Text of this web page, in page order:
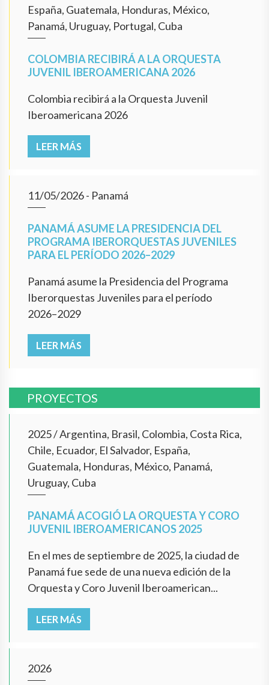
España, Guatemala, Honduras, México,
Panamá, Uruguay, Portugal, Cuba
COLOMBIA RECIBIRÁ A LA ORQUESTA
JUVENIL IBEROAMERICANA 2026
Colombia recibirá a la Orquesta Juvenil
Iberoamericana 2026
LEER MÁS
11/05/2026- Panamá
PANAMÁ ASUME LA PRESIDENCIA DEL
PROGRAMA IBERORQUESTAS JUVENILES
PARA EL PERÍODO 2026–2029
Panamá asume la Presidencia del Programa
Iberorquestas Juveniles para el período
2026–2029
LEER MÁS
PROYECTOS
2025/Argentina, Brasil, Colombia, Costa Rica,
Chile, Ecuador, El Salvador, España,
Guatemala, Honduras, México, Panamá,
Uruguay, Cuba
PANAMÁ ACOGIÓ LA ORQUESTA Y CORO
JUVENIL IBEROAMERICANOS 2025
En el mes de septiembre de 2025, la ciudad de
Panamá fue sede de una nueva edición de la
Orquesta y Coro Juvenil Iberoamerican...
LEER MÁS
2026